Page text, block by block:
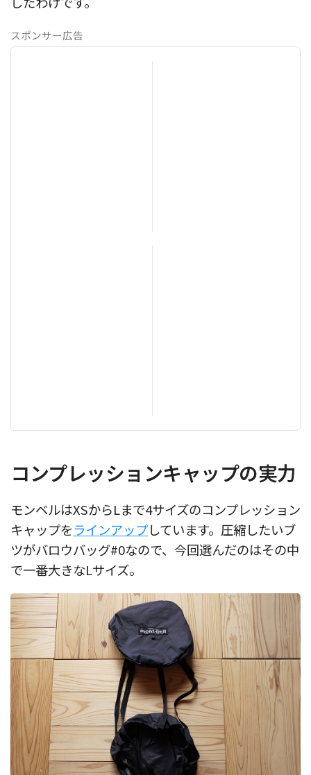
スポンサー広告
コンプレッションキャップの実力
モンベルはXSからLまで4サイズのコンプレッション
キャップをラインアップしています。圧縮したいブ
ツがバロウバッグ#0なので、今回選んだのはその中
で一番大きなLサイズ。